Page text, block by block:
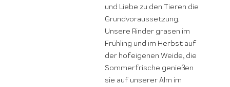
und Liebe zu den Tieren die
Grundvoraussetzung.
Unsere Rinder grasen im
Frühling und im Herbst auf
der hofeigenen Weide, die
Sommerfrische genießen
sie auf unserer Alm im